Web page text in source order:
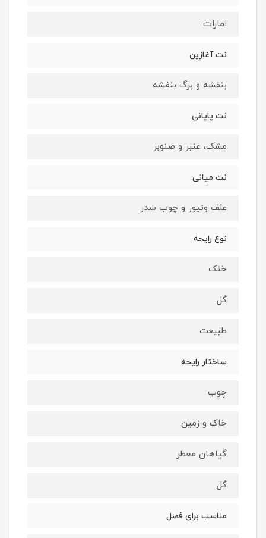
امارات
نت آغازین
بنفشه و برگ بنفشه
نت پایانی
مشک، عنبر و صنوبر
نت میانی
علف وتیور و چوب سدر
نوع رایحه
خنک
گل
طبیعت
ساختار رایحه
چوب
خاک و زمین
گیاهان معطر
گل
مناسب برای فصل